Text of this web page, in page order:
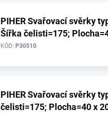
PIHER Svařovací svěrky typu POT (Výška
Šířka čelisti=175;
KÓD: P30510
PIHER Svařovací svěrky typu POT (Výška
čelisti=175; Plocha=40 x